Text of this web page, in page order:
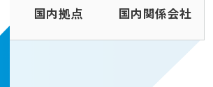
国内拠点 国内関係会社